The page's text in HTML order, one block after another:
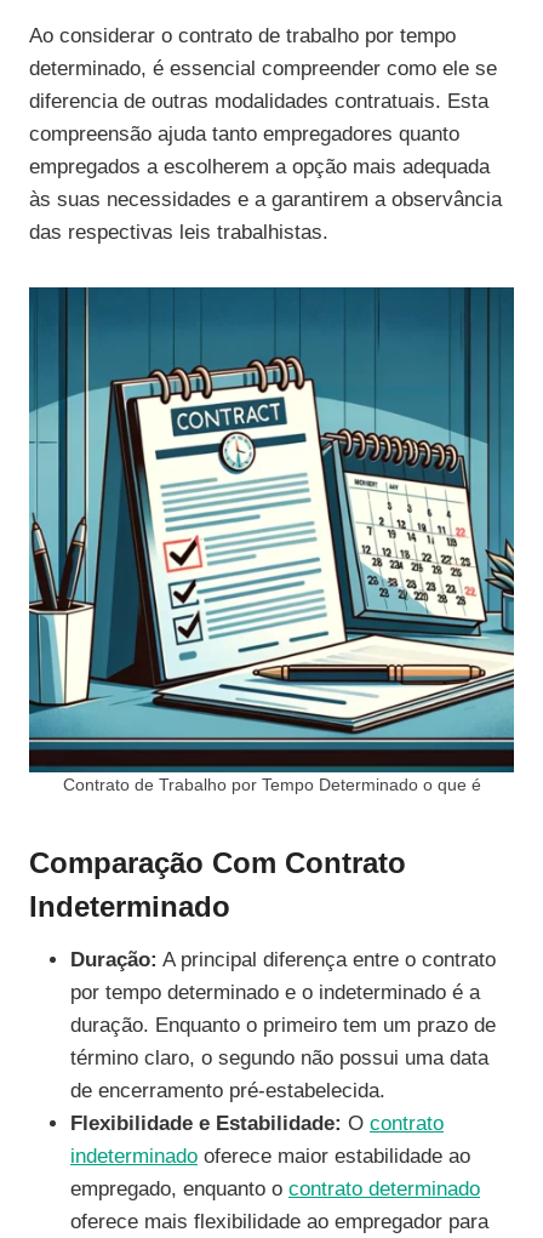
Ao considerar o contrato de trabalho por tempo
determinado, é essencial compreender como ele se
diferencia de outras modalidades contratuais. Esta
compreensão ajuda tanto empregadores quanto
empregados a escolherem a opção mais adequada
às suas necessidades e a garantirem a observância
das respectivas leis trabalhistas.
Contrato de Trabalho por Tempo Determinado o que é
Comparação Com Contrato
Indeterminado
Duração: A principal diferença entre o contrato
por tempo determinado e o indeterminado é a
duração. Enquanto o primeiro tem um prazo de
término claro, o segundo não possui uma data
de encerramento pré-estabelecida.
Flexibilidade e Estabilidade: O contrato
indeterminado oferece maior estabilidade ao
empregado, enquanto o contrato determinado
oferece mais flexibilidade ao empregador para